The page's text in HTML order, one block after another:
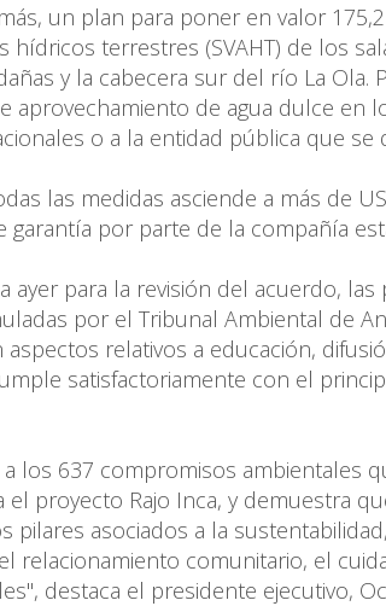
un plan para poner en valor
hídricos terrestres (SVAHT) de los
y la cabecera sur del río La Ola.
aprovechamiento de agua dulce en
o a la entidad pública que se
las medidas asciende a más de
garantía por parte de la compañía
ayer para la revisión del acuerdo,
por el Tribunal Ambiental de
relativos a educación,
satisfactoriamente con el
los 637 compromisos ambientales
proyecto Rajo Inca, y demuestra
pilares asociados a la
relacionamiento comunitario, el
destaca el presidente ejecutivo,